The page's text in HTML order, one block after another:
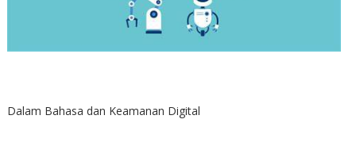
Dalam Bahasa dan Keamanan Digital